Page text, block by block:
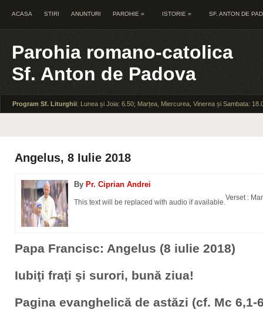
ACASA STIRI ANUNTURI PAROHIE » ISTORIE » SF. ANTON DE
Parohia romano-catolica
Sf. Anton de Padova
Program Sf. Liturghii: Lunea și Joia: 6.50; Marțea, Miercurea, Vinerea și Sambata:
Angelus, 8 Iulie 2018
By Pr. Ciprian Andrei
Verset :
This text will be replaced with audio if available.
Papa Francisc: Angelus (8 iulie 2018)
Iubiţi fraţi şi surori, bună ziua!
Pagina evanghelică de astăzi (cf. Mc